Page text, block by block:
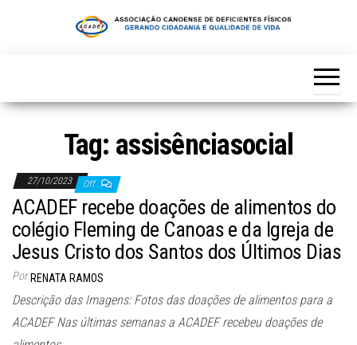
Tag: assisênciasocial
27/10/2023 Off
ACADEF recebe doações de alimentos do
colégio Fleming de Canoas e da Igreja de
Jesus Cristo dos Santos dos Últimos Dias
Por RENATA RAMOS
Descrição das Imagens: Fotos das doações de alimentos para a
ACADEF Nas últimas semanas a ACADEF recebeu doações de